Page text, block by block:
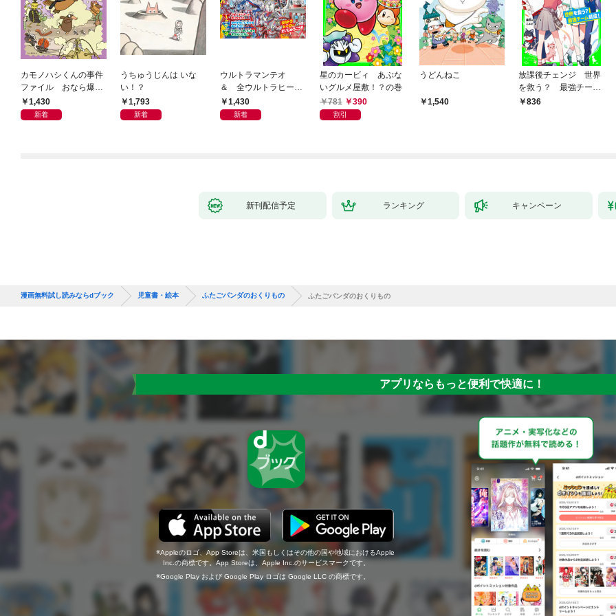
カモノハシくんの事件
ファイル おなら爆
弾！ 危機イッパツ編
1,430
新着
うちゅうじんは いな
い！？
1,793
新着
ウルトラマンテオ
＆ 全ウルトラヒーロ
ー大集合 あそべるず
かん
1,430
新着
星のカービィ あぶな
いグルメ屋敷！？の巻
781
390
割引
うどんねこ
1,540
放課後チェンジ 世界
を救う？ 最強チーム
結成！
836
新刊配信予定 ランキング キャンペーン
漫画無料試し読みならdブック 児童書・絵本 ふたごパンダのおくりもの ふたごパンダのおくりもの
アプリならもっと便利で快適に！
Appleのロゴ、App Storeは、米国もしくはその他の国や地域におけるApple
Inc.の商標です。App Storeは、Apple Inc.のサービスマークです。
Google Play および Google Play ロゴは Google LLC の商標です。